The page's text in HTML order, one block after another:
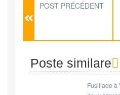
POST PRÉCÉDENT
Poste similare
Fusillade à